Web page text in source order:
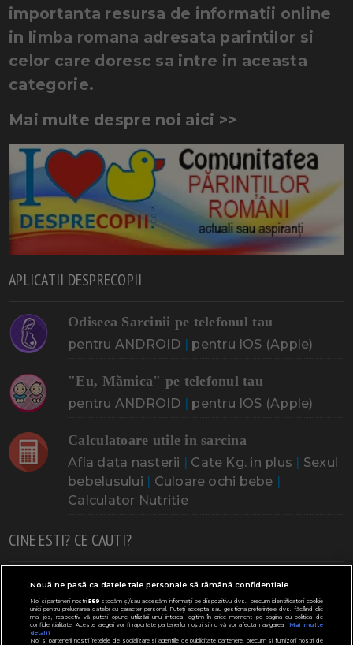
importanta resursa de informatii online
in limba romana adresata parintilor si
celor care doresc sa intre in aceasta
categorie.
Mai multe despre noi aici >>
APLICATII DESPRECOPII
Odiseea Sarcinii pe telefonul tau
pentru ANDROID | pentru IOS (Apple)
"Eu, Mămica" pe telefonul tau
pentru ANDROID | pentru IOS (Apple)
Calculatoare utile in sarcina
Afla data nasterii | Cate Kg. in plus | Sexul
bebelusului | Culoare ochi bebe |
Calculator Nutritie
CINE ESTI? CE CAUTI?
Doresc un copil Adoptia Probleme cu sarcina
Urmeaza sa nasc Probleme alaptare Bebe plange
Bebe febra Cresa, Gradinta
Nouă ne pasă ca datele tale personale să rămână confidențiale
Noi și partenerii noștri589stocăm și/sau accesăm informații pe dispozitivul dvs., precum identificatorii cookie
unici pentru prelucrarea datelor cu caracter personal. Puteți accepta sau gestiona preferințele dvs. făcând clic
mai jos, respectiv vă puteți opune utilizării unui interes legitim în orice moment pe pagina cu politica de
confidențialitate. Aceste alegeri vor fi raportate partenerilor noștri și nu vă vor afecta navigarea.
Mai multe
detalii
Noi si partenerii nostri (retelele de socializare si agentiile de publicitate partenere, precum si furnizorii nostri de